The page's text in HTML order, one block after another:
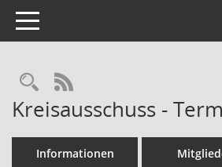
Toggle navigation
Rechercheauswahl
RSS-Feed
Kreisausschuss -
Informationen